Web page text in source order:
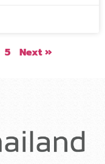
5 Next »